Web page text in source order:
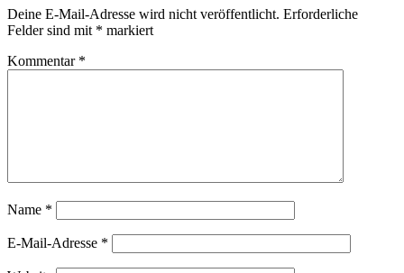
Deine E-Mail-Adresse wird nicht veröffentlicht. Erforderliche
Felder sind mit * markiert
Kommentar *
Name *
E-Mail-Adresse *